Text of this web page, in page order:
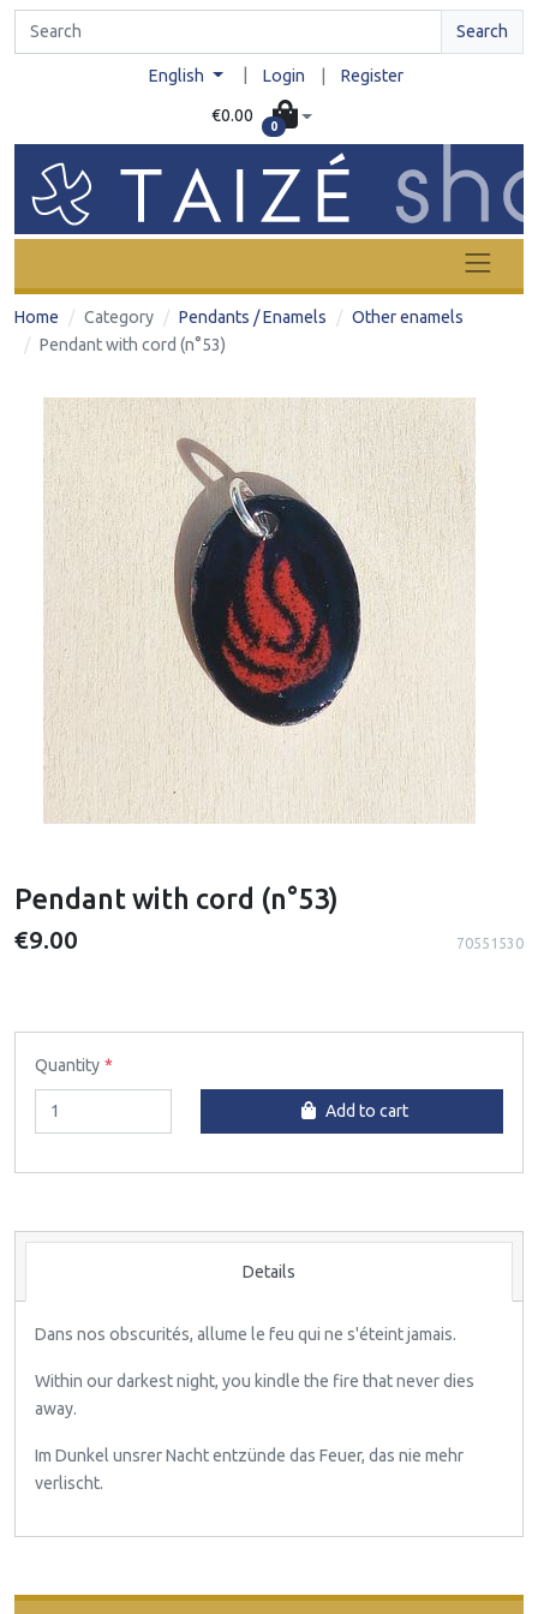
Search
English Login Register
€0.00
0
Home Category Pendants / Enamels
Other enamels
Pendant with cord (n°53)
Pendant with cord (n°53)
€9.00 70551530
Quantity
Add to cart
Details
Dans nos obscurités, allume le feu qui ne s'éteint jamais.
Within our darkest night, you kindle the fire that never dies
away.
Im Dunkel unsrer Nacht entzünde das Feuer, das nie mehr
verlischt.